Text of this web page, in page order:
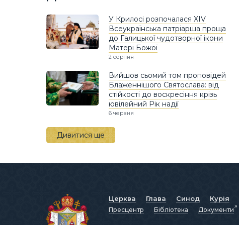
У Крилосі розпочалася XIV
Всеукраїнська патріарша проща
до Галицької чудотворної ікони
Матері Божої
2 серпня
Вийшов сьомий том проповідей
Блаженнішого Святослава: від
стійкості до воскресіння крізь
ювілейний Рік надії
6 червня
Дивитися ще
Церква Глава Синод Курія
Пресцентр Бібліотека Документи